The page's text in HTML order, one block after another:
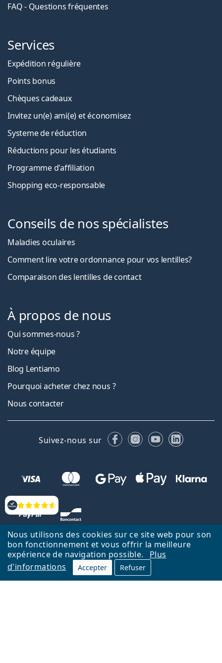
Nous utilisons des cookies sur ce site web pour son
bon fonctionnement et vous offrir la meilleure
expérience de navigation possible.
Plus
d'informations
Accepter Refuser
Évaluation
FAQ - Questions fréquentes
Services
Expédition régulière
Points bonus
Chèques cadeaux
Invitez un(e) ami(e) et économisez
Systeme de réduction
Réductions pour les étudiants
Programme d'affiliation
Shopping eco-responsable
Conseils de nos spécialistes
Maladies oculaires
Comment lire votre ordonnance pour vos lentilles?
Comparaison des lentilles de contact
À propos de nous
Qui sommes-nous ?
Notre équipe
Blog Lentiamo
Pourquoi acheter chez nous ?
Nous contacter
Suivez-nous sur FacebookInstagram
YouTubeLinkedIn
Retour à la page d'accueil Haut
Nederlands